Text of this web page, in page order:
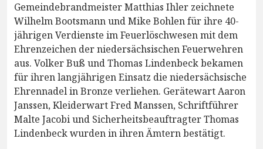
Gemeindebrandmeister Matthias Ihler zeichnete
Wilhelm Bootsmann und Mike Bohlen für ihre 40-
jährigen Verdienste im Feuerlöschwesen mit dem
Ehrenzeichen der niedersächsischen Feuerwehren
aus. Volker Buß und Thomas Lindenbeck bekamen
für ihren langjährigen Einsatz die niedersächsische
Ehrennadel in Bronze verliehen. Gerätewart Aaron
Janssen, Kleiderwart Fred Manssen, Schriftführer
Malte Jacobi und Sicherheitsbeauftragter Thomas
Lindenbeck wurden in ihren Ämtern bestätigt.